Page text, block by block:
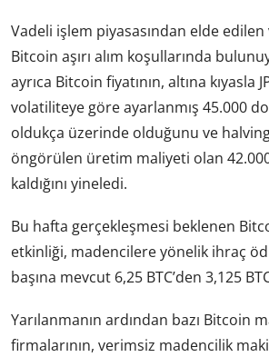
Vadeli işlem piyasasından elde
Bitcoin aşırı alım koşullarında
ayrıca Bitcoin fiyatının, altına kıyasla
volatiliteye göre ayarlanmış 45.000
oldukça üzerinde olduğunu ve
öngörülen üretim maliyeti olan
kaldığını yineledi.
Bu hafta gerçekleşmesi beklenen
etkinliği, madencilere yönelik ihraç
başına mevcut 6,25 BTC’den 3,125
Yarılanmanın ardından bazı Bitcoin
firmalarının, verimsiz madencilik